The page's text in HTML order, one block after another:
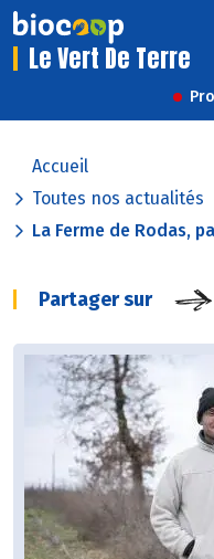
Le Vert De Terre
Accueil
Toutes nos actualités
La Ferme de Rodas,
Partager sur